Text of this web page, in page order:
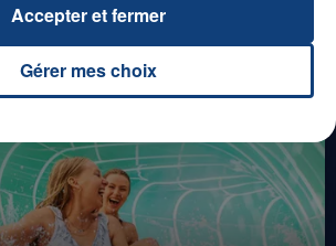
ENTRÉES EN FAMILLE À
Gérer mes choix
Accepter et fermer